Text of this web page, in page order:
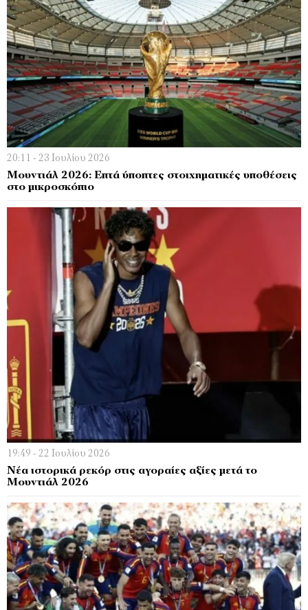
20:11 - 23 Ιουλίου 2026
Μουντιάλ 2026: Επτά ύποπτες στοιχηματικές υποθέσεις
στο μικροσκόπιο
19:49 - 22 Ιουλίου 2026
Νέα ιστορικά ρεκόρ στις αγοραίες αξίες μετά το
Μουντιάλ 2026